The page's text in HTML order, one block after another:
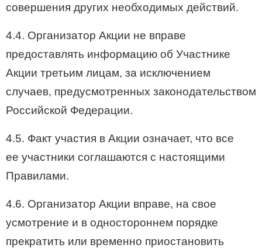
совершения других необходимых действий.
4.4. Организатор Акции не вправе
предоставлять информацию об Участнике
Акции третьим лицам, за исключением
случаев, предусмотренных законодательством
Российской Федерации.
4.5. Факт участия в Акции означает, что все
ее участники соглашаются с настоящими
Правилами.
4.6. Организатор Акции вправе, на свое
усмотрение и в одностороннем порядке
прекратить или временно приостановить